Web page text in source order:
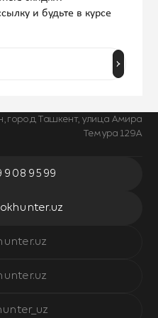
город Ташкент, улица Амира
Темура 129А
908 95 99
и будьте в курсе